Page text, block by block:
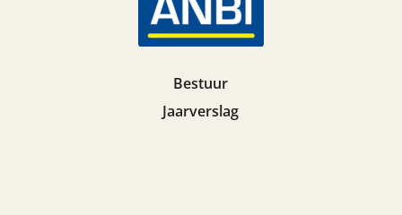
Bestuur
Jaarverslag